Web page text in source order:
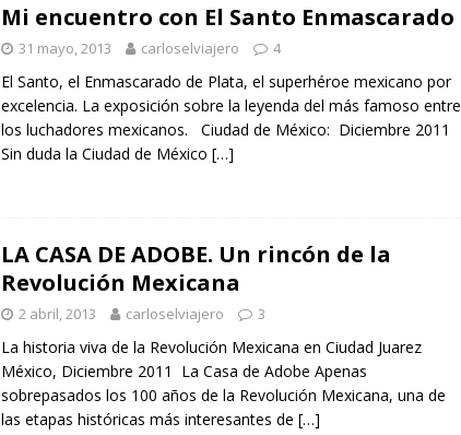
Mi encuentro con El Santo Enmascarado
31 mayo, 2013 carloselviajero 4
El Santo, el Enmascarado de Plata, el superhéroe mexicano por
excelencia. La exposición sobre la leyenda del más famoso entre
los luchadores mexicanos. Ciudad de México: Diciembre 2011
Sin duda la Ciudad de México […]
LA CASA DE ADOBE. Un rincón de la
Revolución Mexicana
2 abril, 2013 carloselviajero 3
La historia viva de la Revolución Mexicana en Ciudad Juarez
México, Diciembre 2011 La Casa de Adobe Apenas
sobrepasados los 100 años de la Revolución Mexicana, una de
las etapas históricas más interesantes de […]